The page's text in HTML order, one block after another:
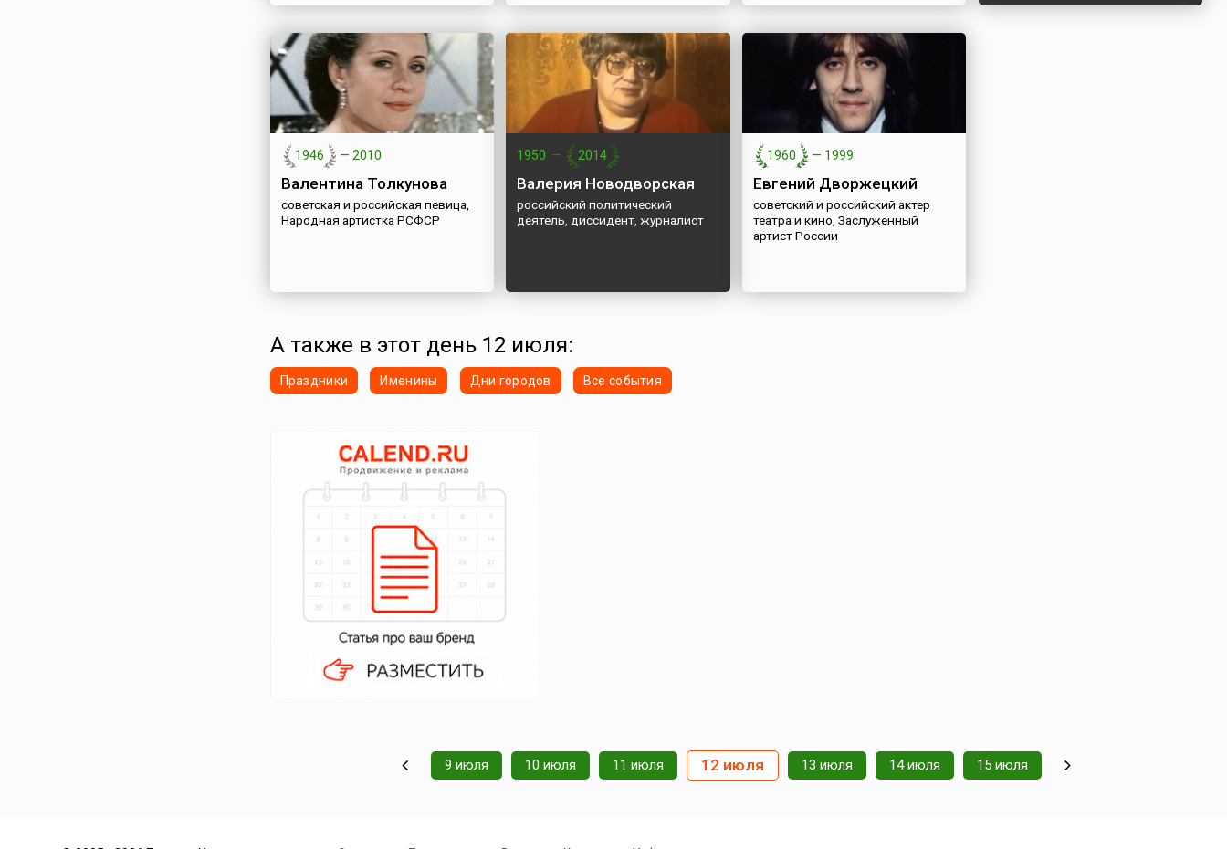
1946 — 2010
Валентина Толкунова
советская и российская певица,
Народная артистка РСФСР
1950 — 2014
Валерия Новодворская
российский политический
деятель, диссидент, журналист
1960 — 1999
Евгений Дворжецкий
советский и российский актер
театра и кино, Заслуженный
артист России
А также в этот день 12 июля:
Праздники Именины Дни городов Все события
9 июля 10 июля 11 июля 12 июля 13 июля 14 июля 15 июля